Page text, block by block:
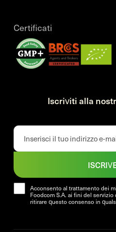
Certificati
Iscriviti alla
Acconsento al trattamento dei
Foodcom S.A. ai fini del
ritirare questo consenso in